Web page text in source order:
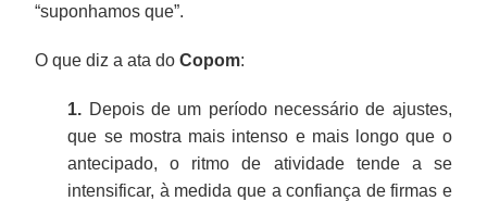
“suponhamos que”.
O que diz a ata doCopom:
1. Depois de um período necessário de ajustes,
que se mostra mais intenso e mais longo que o
antecipado, o ritmo de atividade tende a se
intensificar, à medida que a confiança de firmas e